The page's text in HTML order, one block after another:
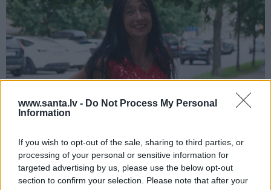
www.santa.lv - Do Not Process My Personal
Information
If you wish to opt-out of the sale, sharing to third parties, or
processing of your personal or sensitive information for
targeted advertising by us, please use the below opt-out
section to confirm your selection. Please note that after your
meitene un atklāj sava lieliskā auguma
noslēpumu